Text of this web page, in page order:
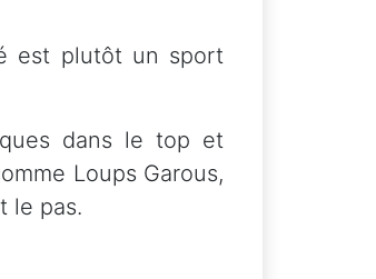
est plutôt un sport
dans le top et
Loups Garous,
le pas.